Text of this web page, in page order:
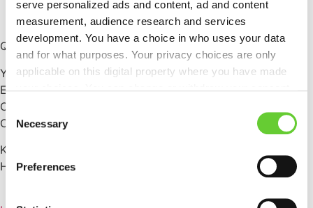
serve personalized ads and content, ad and content
measurement, audience research and services
development. You have a choice in who uses your data
and for what purposes. Your privacy choices are only
applicable on this digital property where you have made
the Privacy trigger icon.
Find out more about how your personal data is processed
and set your preferences in the
We use cookies to personalise content and ads, to
Consent
Selection
Necessary
Preferences
QAutoEQUAL
QAutomate Oy
Y-tunnus: 2672609-6
E-laskuosoite: 003726726096
Operaattori: Maventa
Operaattoritunnus: 003721291126
Kauppaneuvoksentie 8, 00200 Helsinki
Hatanpään valtatie 34 A, 33100 Tampere